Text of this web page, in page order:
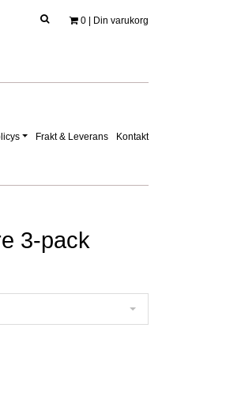
0 | Din varukorg
Frakt & Leverans Kontakt
3-pack